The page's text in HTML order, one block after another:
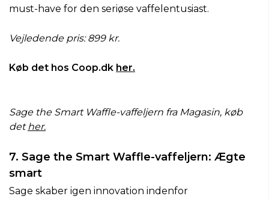
must-have for den seriøse vaffelentusiast.
Vejledende pris: 899 kr.
Køb det hos Coop.dk her.
Sage the Smart Waffle-vaffeljern fra Magasin, køb
dether.
7. Sage the Smart Waffle-vaffeljern: Ægte
smart
Sage skaber igen innovation indenfor